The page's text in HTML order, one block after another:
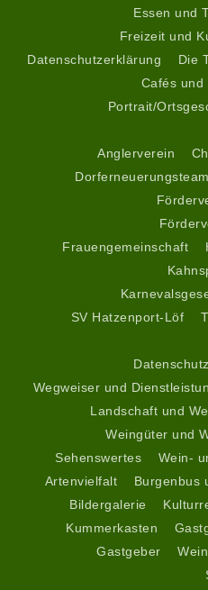
Essen und
Freizeit und
Datenschutzerklärung
Die
Cafés und
Portrait/
Anglerverein
Dorferneuerungsteam
Frauengemeinschaft
SV Hatzenport-Löf
Wegweiser und
Landschaft und
Weingüter und
Sehenswertes
Wein-
Artenvielfalt
Burgenbus
Bildergalerie
Kummerkasten
Gastgeber